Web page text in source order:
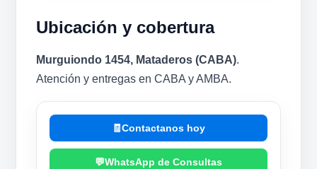
Ubicación y cobertura
Murguiondo 1454, Mataderos (CABA).
Atención y entregas en CABA y AMBA.
Contactanos hoy
WhatsApp de Consultas